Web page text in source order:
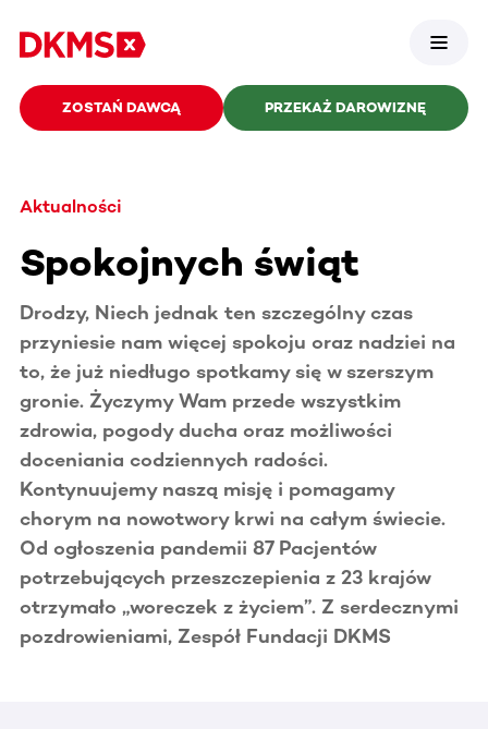
ZOSTAŃ DAWCĄ PRZEKAŻ DAROWIZNĘ
Aktualności
Spokojnych świąt
Drodzy, Niech jednak ten szczególny czas
przyniesie nam więcej spokoju oraz nadziei na
to, że już niedługo spotkamy się w szerszym
gronie. Życzymy Wam przede wszystkim
zdrowia, pogody ducha oraz możliwości
doceniania codziennych radości.
Kontynuujemy naszą misję i pomagamy
chorym na nowotwory krwi na całym świecie.
Od ogłoszenia pandemii 87 Pacjentów
potrzebujących przeszczepienia z 23 krajów
otrzymało „woreczek z życiem”. Z serdecznymi
pozdrowieniami, Zespół Fundacji DKMS